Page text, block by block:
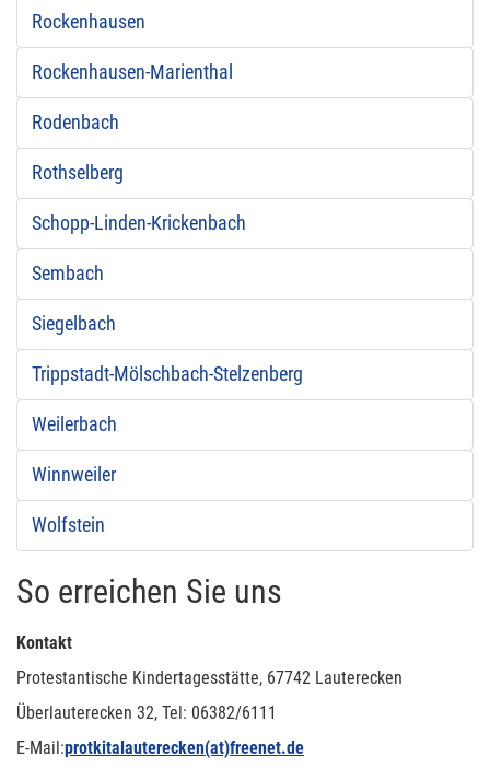
Rockenhausen
Rockenhausen-Marienthal
Rodenbach
Rothselberg
Schopp-Linden-Krickenbach
Sembach
Siegelbach
Trippstadt-Mölschbach-Stelzenberg
Weilerbach
Winnweiler
Wolfstein
So erreichen Sie uns
Kontakt
Protestantische Kindertagesstätte, 67742 Lauterecken
Überlauterecken 32, Tel: 06382/6111
E-Mail:protkitalauterecken(at)freenet.de